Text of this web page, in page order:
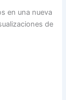
en una nueva
de